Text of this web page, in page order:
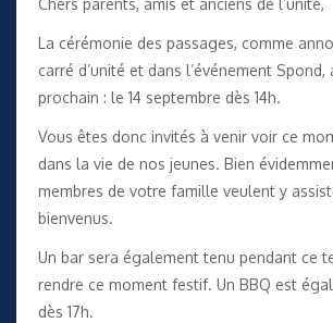
La cérémonie des passages, comme
carré d’unité et dans l’événement
prochain : le 14 septembre dès 14h.
Vous êtes donc invités à venir voir ce
dans la vie de nos jeunes. Bien
membres de votre famille veulent y
bienvenus.
Un bar sera également tenu pendant ce
rendre ce moment festif. Un BBQ est
dès 17h.